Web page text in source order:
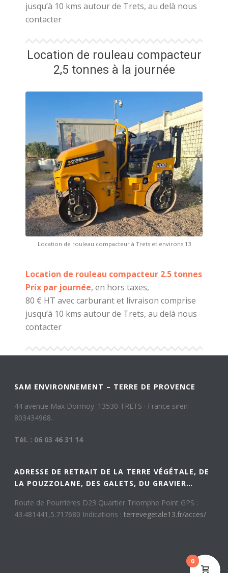
jusqu’à 10 kms autour de Trets, au delà nous
contacter
Location de rouleau compacteur
2,5 tonnes à la journée
Location de rouleau compacteur à Trets et environs 13
Location de rouleau compacteur 2.5 tonnes
Prix par journée, en hors taxes,
80 € HT avec carburant et livraison comprise
jusqu’à 10 kms autour de Trets, au delà nous
contacter
SAM ENVIRONNEMENT – TERRE DE PROVENCE
44 avenue Max Dormoy. 13530 TRETS · France siren
803434968.
Tél. : 06 03 46 31 14
ADRESSE DE RETRAIT DE LA TERRE VÉGÉTALE, DE
LA POUZZOLANE, DES GALETS, DU GRAVIER…
Route de Pourrières D23 Quartier Triomphe Point GPS :
43.481441,5.717680 Indications :terrevegetale13.fr/acces/
0